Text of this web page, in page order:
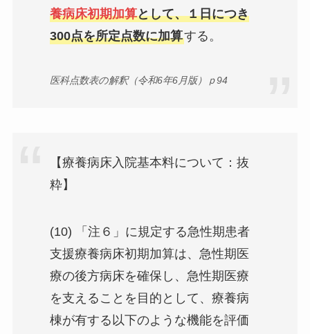
養病床初期加算として、１日につき
300点を所定点数に加算する。
医科点数表の解釈（令和6年6月版）ｐ94
【療養病床入院基本料について：抜
粋】
(10) 「注６」に規定する急性期患者
支援療養病床初期加算は、急性期医
療の後方病床を確保し、急性期医療
を支えることを目的として、療養病
棟が有する以下のような機能を評価